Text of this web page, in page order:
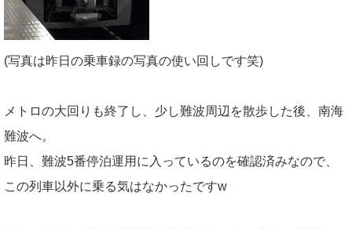
(写真は昨日の乗車録の写真の使い回しです笑)
メトロの大回りも終了し、少し難波周辺を散歩した後、南海
難波へ。
昨日、難波5番停泊運用に入っているのを確認済みなので、
この列車以外に乗る気はなかったですw